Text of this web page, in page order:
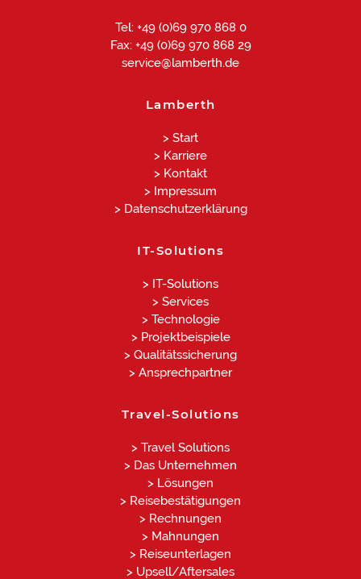
Tel: +49 (0)69 970 868 0
Fax: +49 (0)69 970 868 29
service@lamberth.de
Lamberth
> Start
> Karriere
> Kontakt
> Impressum
> Datenschutzerklärung
IT-Solutions
> IT-Solutions
> Services
> Technologie
> Projektbeispiele
> Qualitätssicherung
> Ansprechpartner
Travel-Solutions
> Travel Solutions
> Das Unternehmen
> Lösungen
> Reisebestätigungen
> Rechnungen
> Mahnungen
> Reiseunterlagen
> Upsell/Aftersales